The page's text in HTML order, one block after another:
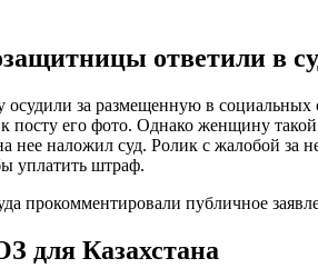
ответили в
за размещенную в социальных
к посту его фото. Однако женщину
наложил суд. Ролик с жалобой за
уплатить штраф.
прокомментировали публичное
для Казахстана